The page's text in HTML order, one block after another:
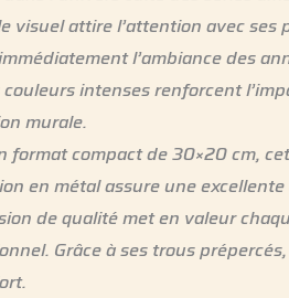
visuel attire l’attention avec
l’ambiance des
intenses renforcent
murale.
format compact de 30×20 cm,
en métal assure une
de qualité met en valeur
Grâce à ses trous